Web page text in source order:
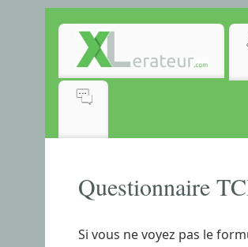
Questionnaire
Si vous ne voyez pas le